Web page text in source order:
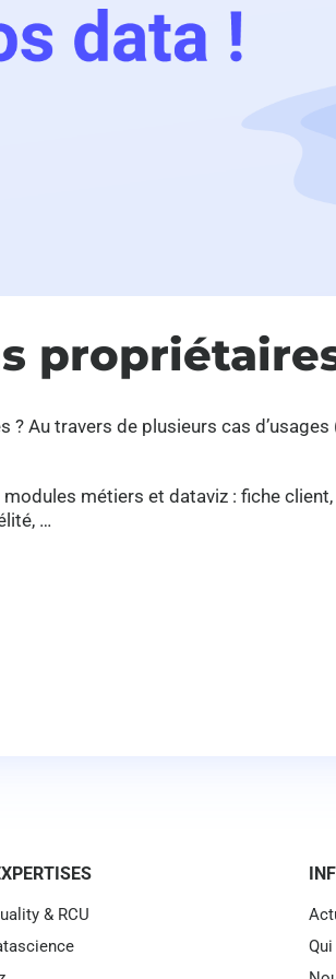
Au travers de plusieurs cas
métiers et dataviz : fiche
…
& RCU